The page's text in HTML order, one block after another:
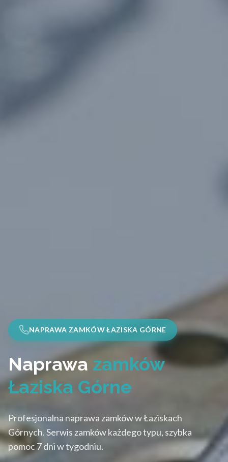
NAPRAWA ZAMKÓW ŁAZISKA GÓRNE
Naprawa zamków
Łaziska Górne
Profesjonalna naprawa zamków w Łaziskach
Górnych. Serwis zamków każdego typu, szybka
pomoc 7 dni w tygodniu.